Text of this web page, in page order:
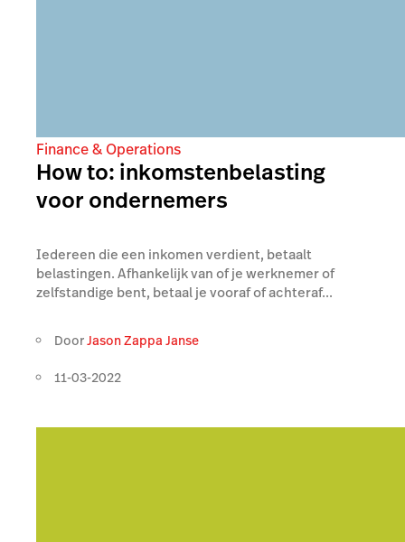
Finance & Operations
How to: inkomstenbelasting
voor ondernemers
Iedereen die een inkomen verdient, betaalt
belastingen. Afhankelijk van of je werknemer of
zelfstandige bent, betaal je vooraf of achteraf...
DoorJason Zappa Janse
11-03-2022